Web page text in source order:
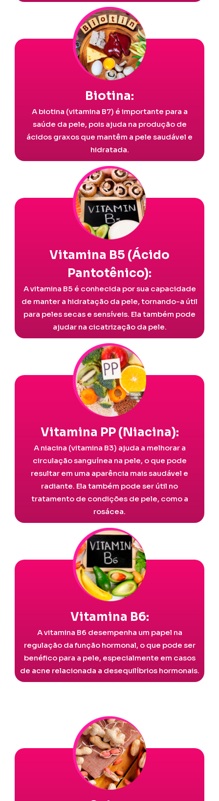
Biotina:
A biotina (vitamina B7) é importante para a
saúde da pele, pois ajuda na produção de
ácidos graxos que mantêm a pele saudável e
hidratada.
Vitamina B5 (Ácido
Pantotênico):
A vitamina B5 é conhecida por sua capacidade
de manter a hidratação da pele, tornando-a útil
para peles secas e sensíveis. Ela também pode
ajudar na cicatrização da pele.
Vitamina PP (Niacina):
A niacina (vitamina B3) ajuda a melhorar a
circulação sanguínea na pele, o que pode
resultar em uma aparência mais saudável e
radiante. Ela também pode ser útil no
tratamento de condições de pele, como a
rosácea.
Vitamina B6:
A vitamina B6 desempenha um papel na
regulação da função hormonal, o que pode ser
benéfico para a pele, especialmente em casos
de acne relacionada a desequilíbrios hormonais.